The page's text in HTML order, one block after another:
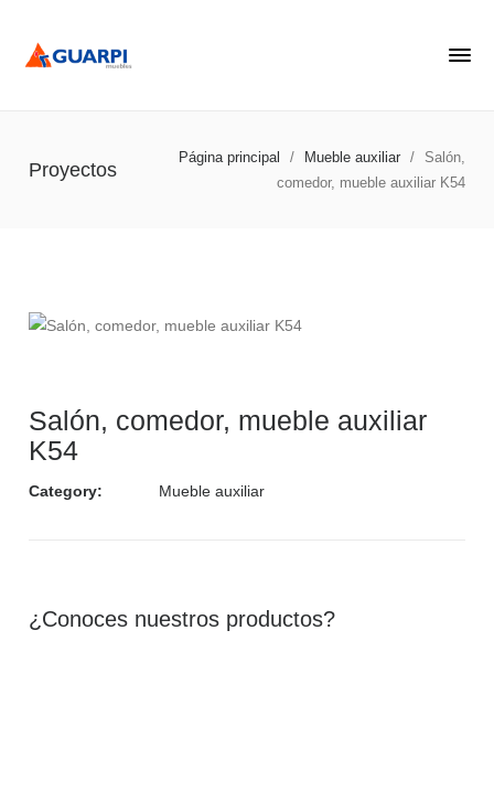
Proyectos
Página principal / Mueble auxiliar /
Salón,
comedor, mueble auxiliar K54
Salón, comedor, mueble auxiliar
K54
Category: Mueble auxiliar
¿Conoces nuestros productos?